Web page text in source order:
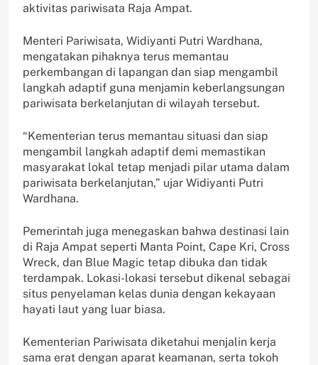
aktivitas pariwisata Raja Ampat.
Menteri Pariwisata, Widiyanti Putri Wardhana,
mengatakan pihaknya terus memantau
perkembangan di lapangan dan siap mengambil
langkah adaptif guna menjamin keberlangsungan
pariwisata berkelanjutan di wilayah tersebut.
“Kementerian terus memantau situasi dan siap
mengambil langkah adaptif demi memastikan
masyarakat lokal tetap menjadi pilar utama dalam
pariwisata berkelanjutan,” ujar Widiyanti Putri
Wardhana.
Pemerintah juga menegaskan bahwa destinasi lain
di Raja Ampat seperti Manta Point, Cape Kri, Cross
Wreck, dan Blue Magic tetap dibuka dan tidak
terdampak. Lokasi-lokasi tersebut dikenal sebagai
situs penyelaman kelas dunia dengan kekayaan
hayati laut yang luar biasa.
Kementerian Pariwisata diketahui menjalin kerja
sama erat dengan aparat keamanan, serta tokoh